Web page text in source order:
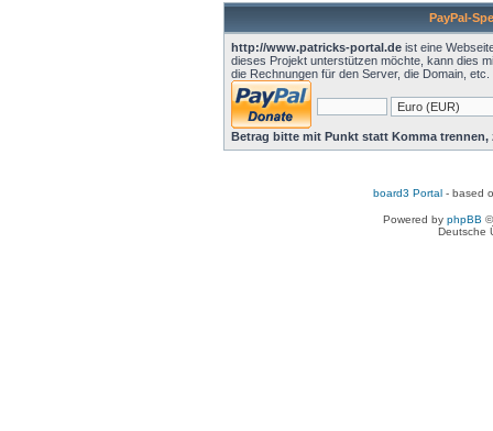
PayPal-
http://www.patricks-portal.de ist eine
dieses Projekt unterstützen möchte, kann dies
die Rechnungen für den Server, die Domain,
Betrag bitte mit Punkt statt Komma trennen,
board3 Portal - based
Powered by phpBB
Deutsche